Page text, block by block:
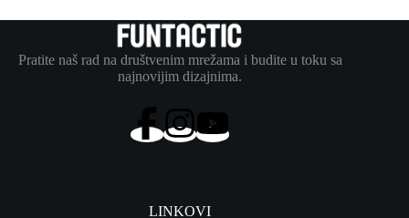
Pratite naš rad na društvenim mrežama i budite u toku sa
najnovijim dizajnima.
LINKOVI